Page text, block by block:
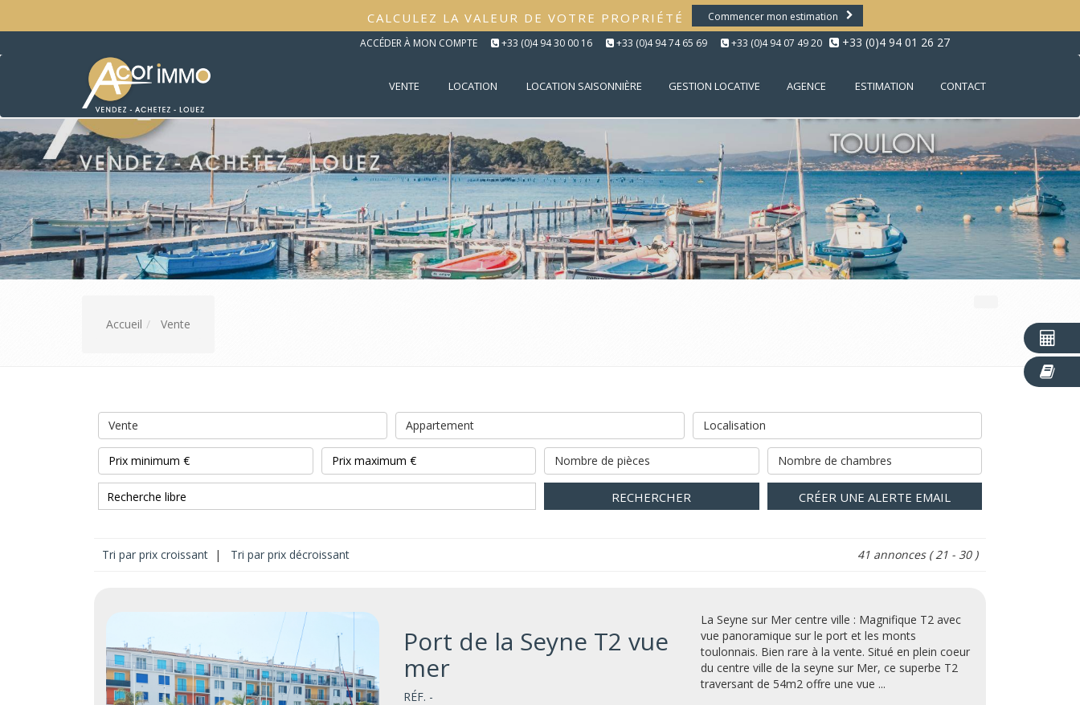
CALCULEZ LA VALEUR DE VOTRE PROPRIÉTÉ
Commencer mon estimation
ACCÉDER À MON COMPTE
+33 (0)4 94 30 00 16 +33 (0)4 94 74 65 69 +33 (0)4 94 07 49 20 +33 (0)4 94 01 26 27
VENTE LOCATION LOCATION SAISONNIÈRE GESTION LOCATIVE AGENCE ESTIMATION CONTACT
Accueil Vente
Vente Appartement Localisation
Nombre de pièces Nombre de chambres
RECHERCHER CRÉER UNE ALERTE EMAIL
Tri par prix croissant | Tri par prix décroissant 41 annonces ( 21 - 30 )
Port de la Seyne T2 vue
mer
RÉF. -
La Seyne sur Mer centre ville : Magnifique T2 avec
vue panoramique sur le port et les monts
toulonnais. Bien rare à la vente. Situé en plein coeur
du centre ville de la seyne sur Mer, ce superbe T2
traversant de 54m2 offre une vue ...